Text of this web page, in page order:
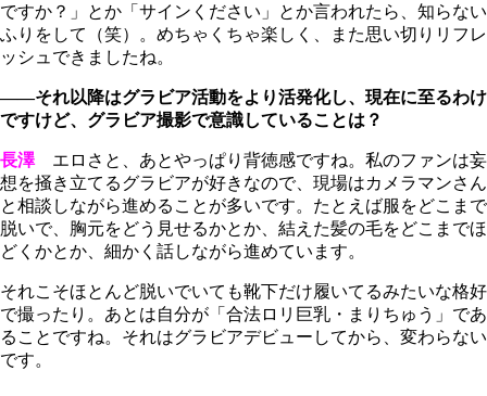
ですか？」とか「サインください」とか言われたら、知らない
ふりをして（笑）。めちゃくちゃ楽しく、また思い切りリフレ
ッシュできましたね。
――それ以降はグラビア活動をより活発化し、現在に至るわけ
ですけど、グラビア撮影で意識していることは？
長澤エロさと、あとやっぱり背徳感ですね。私のファンは妄
想を掻き立てるグラビアが好きなので、現場はカメラマンさん
と相談しながら進めることが多いです。たとえば服をどこまで
脱いで、胸元をどう見せるかとか、結えた髪の毛をどこまでほ
どくかとか、細かく話しながら進めています。
それこそほとんど脱いでいても靴下だけ履いてるみたいな格好
で撮ったり。あとは自分が「合法ロリ巨乳・まりちゅう」であ
ることですね。それはグラビアデビューしてから、変わらない
です。